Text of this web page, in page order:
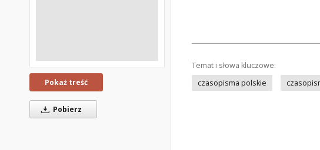
Pokaż treść
Pobierz
Temat i słowa kluczowe:
czasopisma polskie